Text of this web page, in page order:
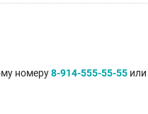
номеру8-914-555-55-55 или